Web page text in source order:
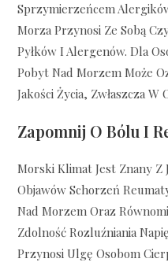
Sprzymierzeńcem
Morza Przynosi Ze Sobą
Pyłków I Alergenów. Dla
Pobyt Nad Morzem Może
Jakości Życia, Zwłaszcza
Zapomnij O Bólu I
Morski Klimat Jest Znany Z
Objawów Schorzeń
Nad Morzem Oraz
Zdolność Rozluźniania
Przynosi Ulgę Osobom